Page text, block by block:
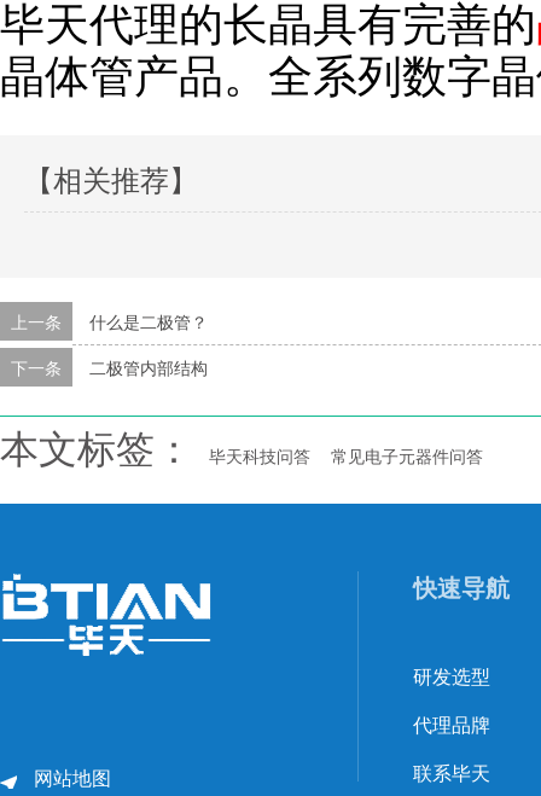
毕天代理的长晶具有完善的
晶体管产品。全系列数字
【相关推荐】
上一条
什么是二极管？
下一条
二极管内部结构
本文标签： 毕天科技问答 常见电子元器件问答
网站地图
快速导航
研发选型
代理品牌
联系毕天